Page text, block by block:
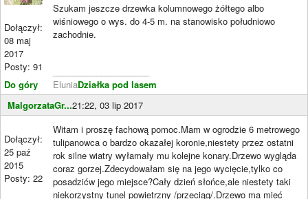
Dołączył:
08 maj
2017
Posty: 91
Do góry
Szukam jeszcze drzewka kolumnowego żółtego albo
wiśniowego o wys. do 4-5 m. na stanowisko południowo
zachodnie.
EluniaDziałka pod lasem
MalgorzataGr...21:22, 03 lip 2017
Dołączył:
25 paź
2015
Posty: 22
Witam i proszę fachową pomoc.Mam w ogrodzie 6 metrowego
tulipanowca o bardzo okazałej koronie,niestety przez ostatni
rok silne wiatry wyłamały mu kolejne konary.Drzewo wygląda
coraz gorzej.Zdecydowałam się na jego wycięcie,tylko co
posadzićw jego miejsce?Cały dzień słońce,ale niestety taki
niekorzystny tunel powietrzny /przeciąg/.Drzewo ma mieć